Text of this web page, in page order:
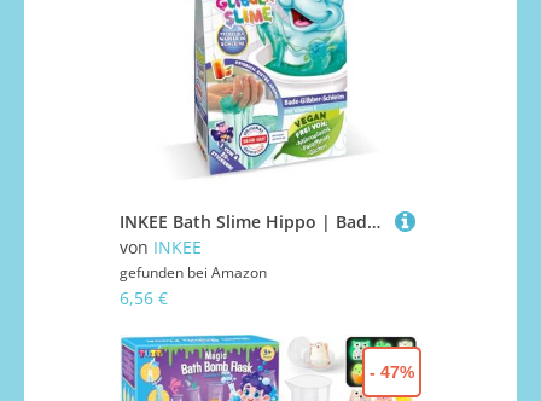
INKEE Bath Slime Hippo | Badeschleim für Kinder mit Vitamin E, 100g blaugrünes Schleimpulver mit Pfirsich Aroma, Badezusatz Kinder
von INKEE
gefunden bei Amazon
6,56 €
- 47%